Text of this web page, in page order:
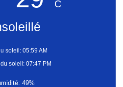
C
soleil: 05:59 AM
soleil: 07:47 PM
49%